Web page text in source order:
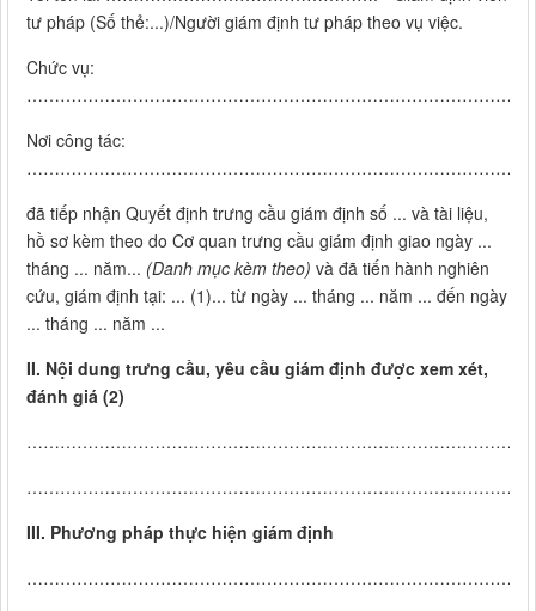
tư pháp (Số thẻ:...)/Người giám định tư pháp theo vụ việc.
Chức vụ:
Nơi công tác:
đã tiếp nhận Quyết định trưng cầu giám định số ... và tài liệu,
hồ sơ kèm theo do Cơ quan trưng cầu giám định giao ngày ...
tháng ... năm... (Danh mục kèm theo) và đã tiến hành nghiên
cứu, giám định tại: ... (1)... từ ngày ... tháng ... năm ... đến ngày
... tháng ... năm ...
II. Nội dung trưng cầu, yêu cầu giám định được xem xét,
đánh giá (2)
III. Phương pháp thực hiện giám định